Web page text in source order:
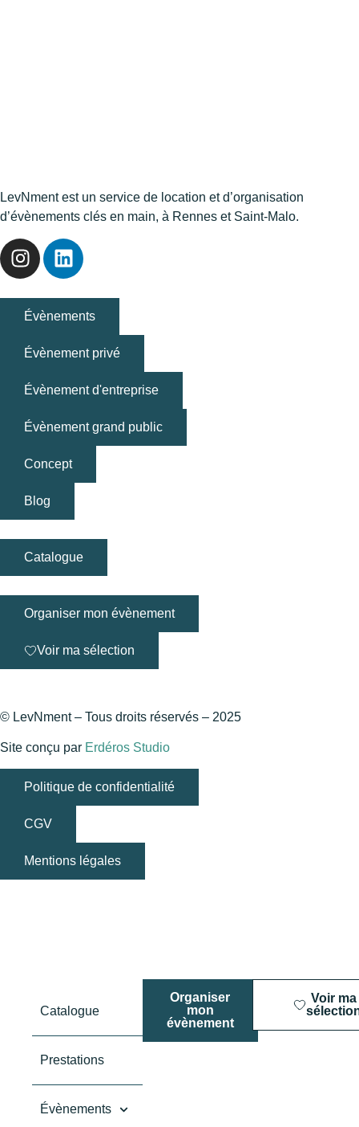
LevNment est un service de location et d’organisation
d’évènements clés en main, à Rennes et Saint-Malo.
Évènements
Évènement privé
Évènement d'entreprise
Évènement grand public
Concept
Blog
Catalogue
Organiser mon évènement
Voir ma sélection
© LevNment – Tous droits réservés – 2025
Site conçu par Erdéros Studio
Politique de confidentialité
CGV
Mentions légales
Catalogue
Prestations
Évènements
Organiser
mon
évènement
Voir ma